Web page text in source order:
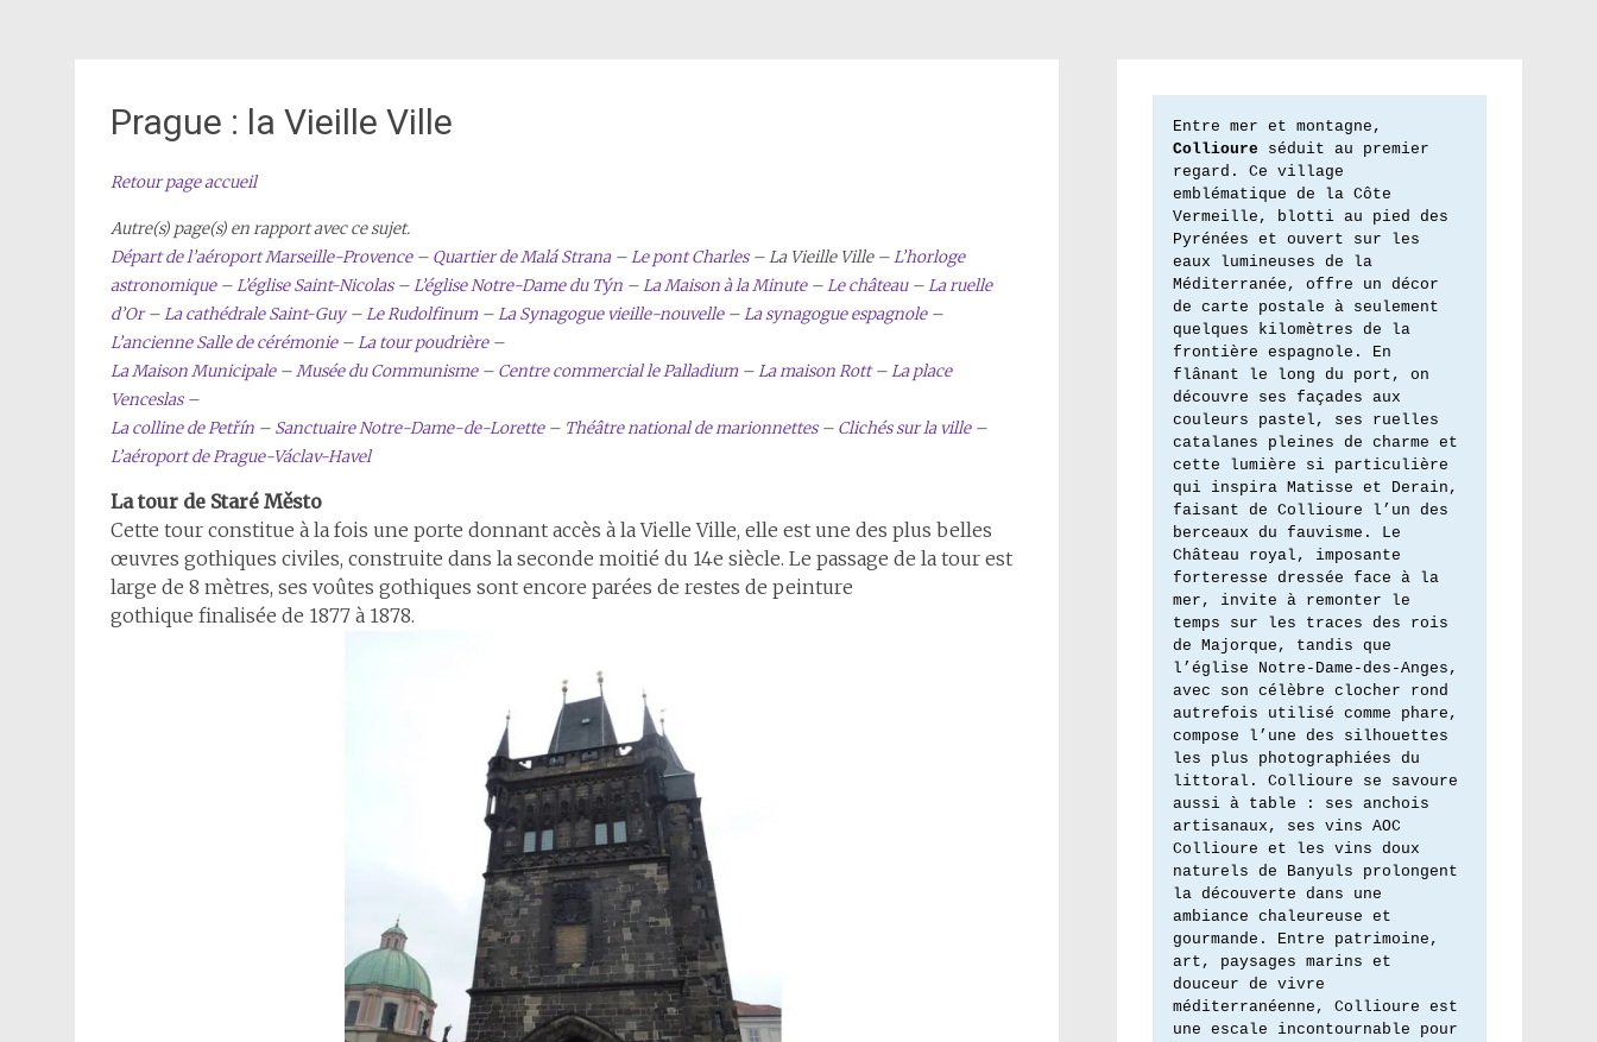
Prague : la Vieille Ville
Retour page accueil
Autre(s) page(s) en rapport avec ce sujet.
Départ de l’aéroport Marseille-Provence– Quartier de Malá Strana–Le pont Charles– La Vieille Ville –L’horloge
astronomique–L’église Saint-Nicolas–L’église Notre-Dame du Týn –La Maison à la Minute–Le château –La ruelle
d’Or–La cathédrale Saint-Guy–Le Rudolfinum –La Synagogue vieille-nouvelle–La synagogue espagnole–
L’ancienne Salle de cérémonie–La tour poudrière–
La Maison Municipale–Musée du Communisme– Centre commercial le Palladium –La maison Rott–La place
Venceslas–
La colline de Petřín – Sanctuaire Notre-Dame-de-Lorette– Théâtre national de marionnettes– Clichés sur la ville–
L’aéroport de Prague-Václav-Havel
La tour de Staré Město
Cette tour constitue à la fois une porte donnant accès à la Vielle Ville, elle est une des plus belles
œuvres gothiques civiles, construite dans la seconde moitié du 14e siècle. Le passage de la tour est
large de 8 mètres, ses voûtes gothiques sont encore parées de restes de peinture
gothique finalisée de 1877 à 1878.
Collioure séduit au premier
regard. Ce village
emblématique de la Côte
Vermeille, blotti au pied des
Pyrénées et ouvert sur les
eaux lumineuses de la
Méditerranée, offre un décor
de carte postale à seulement
quelques kilomètres de la
frontière espagnole. En
flânant le long du port, on
découvre ses façades aux
couleurs pastel, ses ruelles
catalanes pleines de charme et
cette lumière si particulière
qui inspira Matisse et Derain,
faisant de Collioure l’un des
berceaux du fauvisme. Le
Château royal, imposante
forteresse dressée face à la
mer, invite à remonter le
temps sur les traces des rois
de Majorque, tandis que
l’église Notre-Dame-des-Anges,
avec son célèbre clocher rond
autrefois utilisé comme phare,
compose l’une des silhouettes
les plus photographiées du
littoral. Collioure se savoure
aussi à table : ses anchois
artisanaux, ses vins AOC
Collioure et les vins doux
naturels de Banyuls prolongent
la découverte dans une
ambiance chaleureuse et
gourmande. Entre patrimoine,
art, paysages marins et
douceur de vivre
méditerranéenne, Collioure est
une escale incontournable pour